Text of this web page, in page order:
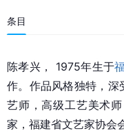
条目
陈孝兴， 1975年生于
作。作品风格独特，深
艺师，高级工艺美术
家，福建省文艺家协会